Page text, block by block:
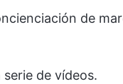
de
de vídeos.